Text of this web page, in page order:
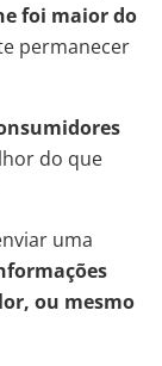
foi maior do
permanecer
do que
uma
ou mesmo